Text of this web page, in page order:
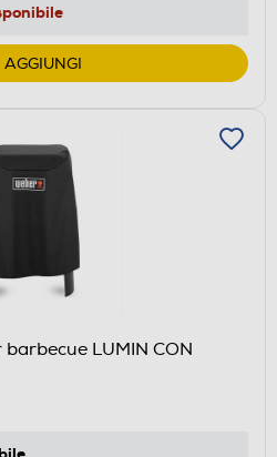
AGGIUNGI
LUMIN CON